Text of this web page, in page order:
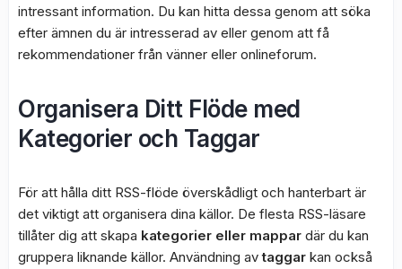
intressant information. Du kan hitta dessa genom att söka
efter ämnen du är intresserad av eller genom att få
rekommendationer från vänner eller onlineforum.
Organisera Ditt Flöde med
Kategorier och Taggar
För att hålla ditt RSS-flöde överskådligt och hanterbart är
det viktigt att organisera dina källor. De flesta RSS-läsare
tillåter dig att skapa kategorier eller mappar där du kan
gruppera liknande källor. Användning avtaggar kan också